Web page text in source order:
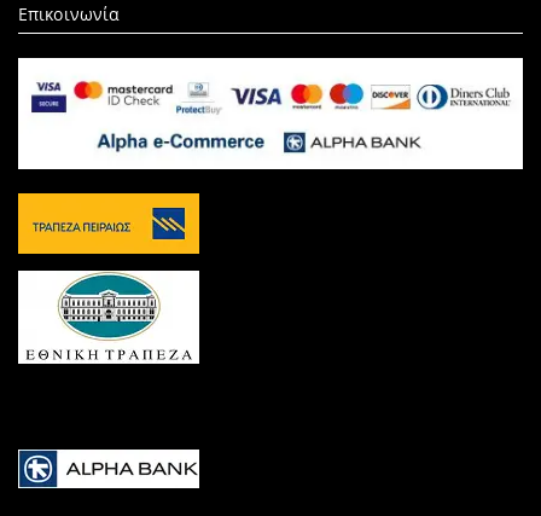
Επικοινωνία